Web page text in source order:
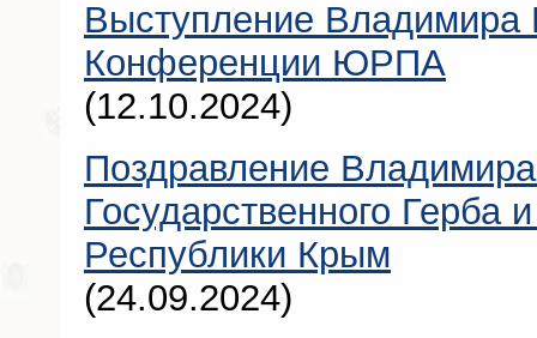
Выступление Владимира
Конференции ЮРПА
(12.10.2024)
Поздравление
Государственного Герба
Республики Крым
(24.09.2024)